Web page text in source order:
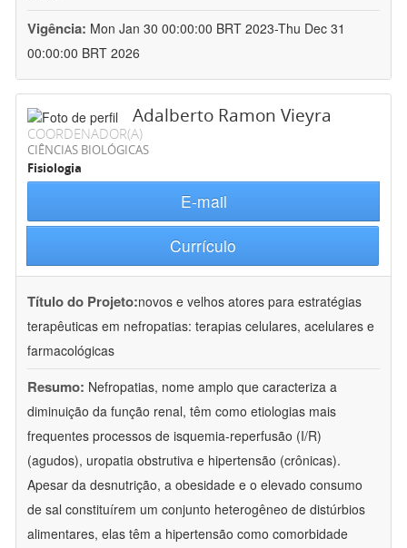
Vigência: Mon Jan 30 00:00:00 BRT 2023-Thu Dec 31
00:00:00 BRT 2026
Adalberto Ramon Vieyra
COORDENADOR(A)
CIÊNCIAS BIOLÓGICAS
Fisiologia
E-mail
Currículo
Título do Projeto:novos e velhos atores para estratégias
terapêuticas em nefropatias: terapias celulares, acelulares e
farmacológicas
Resumo: Nefropatias, nome amplo que caracteriza a
diminuição da função renal, têm como etiologias mais
frequentes processos de isquemia-reperfusão (I/R)
(agudos), uropatia obstrutiva e hipertensão (crônicas).
Apesar da desnutrição, a obesidade e o elevado consumo
de sal constituírem um conjunto heterogêneo de distúrbios
alimentares, elas têm a hipertensão como comorbidade